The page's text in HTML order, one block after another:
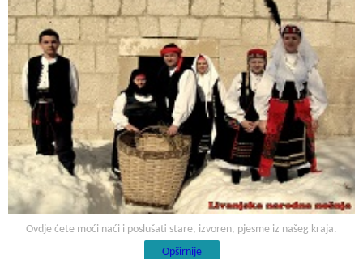
Ovdje ćete moći naći i poslušati stare, izvoren, pjesme iz našeg kraja.
Opširnije